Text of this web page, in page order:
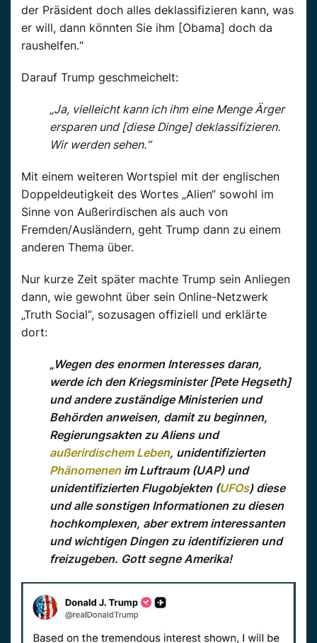
der Präsident doch alles deklassifizieren kann, was
er will, dann könnten Sie ihm [Obama] doch da
raushelfen.“
Darauf Trump geschmeichelt:
„Ja, vielleicht kann ich ihm eine Menge Ärger
ersparen und [diese Dinge] deklassifizieren.
Wir werden sehen.“
Mit einem weiteren Wortspiel mit der englischen
Doppeldeutigkeit des Wortes „Alien“ sowohl im
Sinne von Außerirdischen als auch von
Fremden/Ausländern, geht Trump dann zu einem
anderen Thema über.
Nur kurze Zeit später machte Trump sein Anliegen
dann, wie gewohnt über sein Online-Netzwerk
„Truth Social“, sozusagen offiziell und erklärte
dort:
„Wegen des enormen Interesses daran,
werde ich den Kriegsminister [Pete Hegseth]
und andere zuständige Ministerien und
Behörden anweisen, damit zu beginnen,
Regierungsakten zu Aliens und
außerirdischem Leben, unidentifizierten
Phänomenenim Luftraum (UAP) und
unidentifizierten Flugobjekten (UFOs) diese
und alle sonstigen Informationen zu diesen
hochkomplexen, aber extrem interessanten
und wichtigen Dingen zu identifizieren und
freizugeben. Gott segne Amerika!